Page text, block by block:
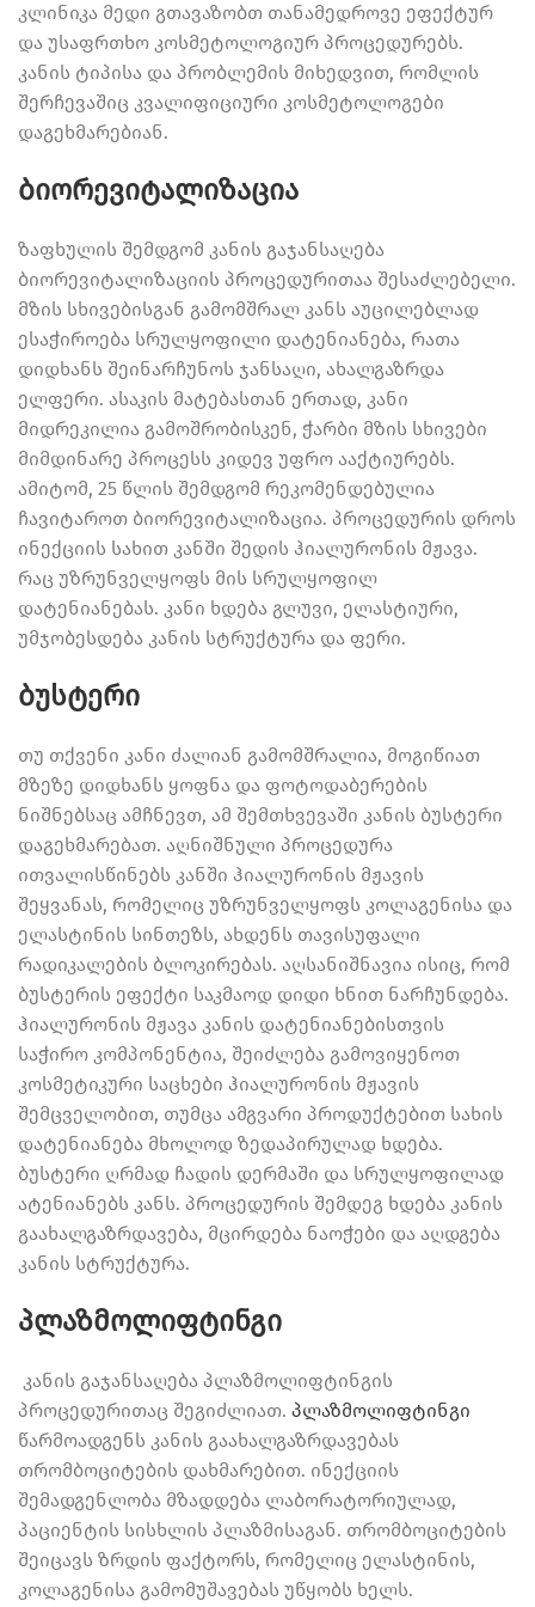
კლინიკა მედი გთავაზობთ თანამედროვე ეფექტურ
და უსაფრთხო კოსმეტოლოგიურ პროცედურებს.
კანის ტიპისა და პრობლემის მიხედვით, რომლის
შერჩევაშიც კვალიფიციური კოსმეტოლოგები
დაგეხმარებიან.
ბიორევიტალიზაცია
ზაფხულის შემდგომ კანის გაჯანსაღება
ბიორევიტალიზაციის პროცედურითაა შესაძლებელი.
მზის სხივებისგან გამომშრალ კანს აუცილებლად
ესაჭიროება სრულყოფილი დატენიანება, რათა
დიდხანს შეინარჩუნოს ჯანსაღი, ახალგაზრდა
ელფერი. ასაკის მატებასთან ერთად, კანი
მიდრეკილია გამოშრობისკენ, ჭარბი მზის სხივები
მიმდინარე პროცესს კიდევ უფრო ააქტიურებს.
ამიტომ, 25 წლის შემდგომ რეკომენდებულია
ჩავიტაროთ ბიორევიტალიზაცია. პროცედურის დროს
ინექციის სახით კანში შედის ჰიალურონის მჟავა.
რაც უზრუნველყოფს მის სრულყოფილ
დატენიანებას. კანი ხდება გლუვი, ელასტიური,
უმჯობესდება კანის სტრუქტურა და ფერი.
ბუსტერი
თუ თქვენი კანი ძალიან გამომშრალია, მოგიწიათ
მზეზე დიდხანს ყოფნა და ფოტოდაბერების
ნიშნებსაც ამჩნევთ, ამ შემთხვევაში კანის ბუსტერი
დაგეხმარებათ. აღნიშნული პროცედურა
ითვალისწინებს კანში ჰიალურონის მჟავის
შეყვანას, რომელიც უზრუნველყოფს კოლაგენისა და
ელასტინის სინთეზს, ახდენს თავისუფალი
რადიკალების ბლოკირებას. აღსანიშნავია ისიც, რომ
ბუსტერის ეფექტი საკმაოდ დიდი ხნით ნარჩუნდება.
ჰიალურონის მჟავა კანის დატენიანებისთვის
საჭირო კომპონენტია, შეიძლება გამოვიყენოთ
კოსმეტიკური საცხები ჰიალურონის მჟავის
შემცველობით, თუმცა ამგვარი პროდუქტებით სახის
დატენიანება მხოლოდ ზედაპირულად ხდება.
ბუსტერი ღრმად ჩადის დერმაში და სრულყოფილად
ატენიანებს კანს. პროცედურის შემდეგ ხდება კანის
გაახალგაზრდავება, მცირდება ნაოჭები და აღდგება
კანის სტრუქტურა.
პლაზმოლიფტინგი
კანის გაჯანსაღება პლაზმოლიფტინგის
პროცედურითაც შეგიძლიათ. პლაზმოლიფტინგი
წარმოადგენს კანის გაახალგაზრდავებას
თრომბოციტების დახმარებით. ინექციის
შემადგენლობა მზადდება ლაბორატორიულად,
პაციენტის სისხლის პლაზმისაგან. თრომბოციტების
შეიცავს ზრდის ფაქტორს, რომელიც ელასტინის,
კოლაგენისა გამომუშავებას უწყობს ხელს.